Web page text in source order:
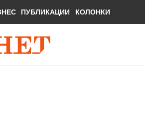
ПУБЛИКАЦИИ КОЛОНКИ